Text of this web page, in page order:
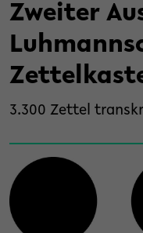
Zweiter
3.300 Zettel